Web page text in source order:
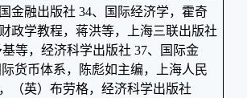
金融出版社 34、国际经济学，霍奇
政学教程，蒋洪等，上海三联出版社
等，经济科学出版社 37、国际金
货币体系，陈彪如主编，上海人民
（英）布劳格，经济科学出版社